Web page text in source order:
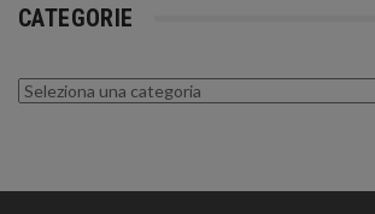
CATEGORIE
Categorie